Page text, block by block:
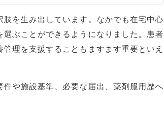
を生み出しています。なかでも在宅中心
ぶことができるようになりました。患者
理を支援することもますます重要といえ
や施設基準、必要な届出、薬剤服用歴へ